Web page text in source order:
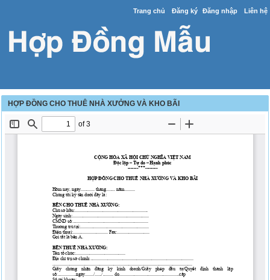
Trang chủ Đăng ký Đăng nhập Liên hệ
HỢP ĐỒNG CHO THUÊ NHÀ XƯỞNG VÀ KHO BÃI